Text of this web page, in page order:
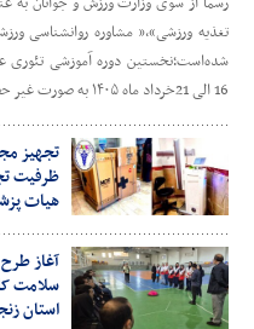
تغذیه ورزشی»،« مشاوره روانشناسی
شده‌است؛نخستین دوره آموزشی تئوری
16 الی 21خرداد ماه ۱۴۰۵ به صورت غیر حضوری برگزار می‌شود.
تجهیز
ظرفیت
هیات
آغاز
سلامت
استان